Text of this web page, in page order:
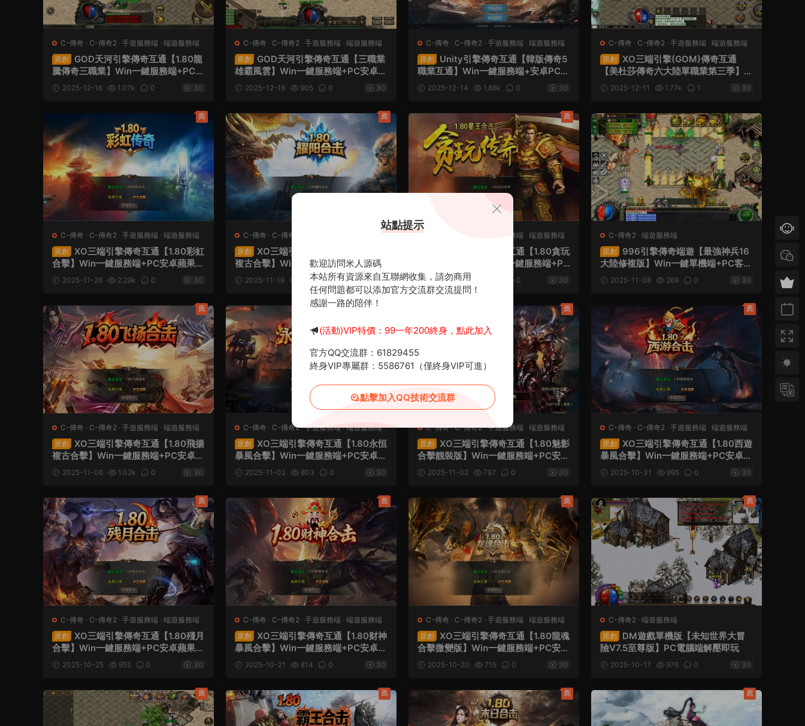
C-傳奇 · C-傳奇2 · 手遊服務端 · 端遊服務端
原創
GOD天河引擎傳奇互通【1.80龍
騰傳奇三職業】Win一鍵服務端+PC安
卓蘋果三端互通客戶端+視頻架設教程
2025-12-16 1.07k 0 30
C-傳奇 · C-傳奇2 · 手遊服務端 · 端遊服務端
原創
GOD天河引擎傳奇互通【三職業
雄霸風雲】Win一鍵服務端+PC安卓蘋
果三端互通客戶端+視頻架設教程
2025-12-16 905 0 30
C-傳奇 · C-傳奇2 · 手遊服務端 · 端遊服務端
原創
Unity引擎傳奇互通【韓版傳奇5
職業互通】Win一鍵服務端+安卓PC雙
端+視頻架設教程
2025-12-14 1.86k 0 30
C-傳奇 · C-傳奇2 · 手遊服務端 · 端遊服務端
原創
XO三端引擎(GOM)傳奇互通
【美杜莎傳奇六大陸單職業第三季】W
in一鍵服務端+安卓蘋果雙端+視頻架
設教程
2025-12-11 1.77k 1 30
C-傳奇 · C-傳奇2 · 手遊服務端 · 端遊服務端
原創
XO三端引擎傳奇互通【1.80彩虹
合擊】Win一鍵服務端+PC安卓蘋果三
端+加密工具+視頻架設教程
2025-11-26 2.29k 0 30
薦
C-傳奇 · C-傳奇2
端遊服務端
原創
XO三端引擎傳奇互通【1.80耀陽
複古合擊】Win一鍵服務端+PC安卓蘋
果三端+加密工具+視頻架設教程
2025-11-19 1.25w 0 30
薦
手遊服務端 · 端遊服務端
XO三端引擎傳奇互通【1.80貪玩
傳奇星王合擊版】Win一鍵服務端+PC
安卓蘋果三端+加密工具+視頻架設教
程
2025-11-14 0 30
薦
C-傳奇2 · 端遊服務端
原創
996引擎傳奇端遊【最強神兵16
大陸修複版】Win一鍵單機端+PC客戶
端+視頻架設教程
2025-11-08 269 0 30
C-傳奇 · C-傳奇2 · 手遊服務端 · 端遊服務端
原創
XO三端引擎傳奇互通【1.80飛揚
複古合擊】Win一鍵服務端+PC安卓蘋
果三端+加密工具+視頻架設教程
2025-11-06 1.02k 0 30
薦
C-傳奇 · C-傳奇2·手遊服務端·端遊服務端
原創
XO三端引擎傳奇互通【1.80永恒
暴風合擊】Win一鍵服務端+PC安卓蘋
果三端+加密工具+視頻架設教程
2025-11-02 803 0 30
C-傳奇·C-傳奇2·手遊服務端 · 端遊服務端
原創
XO三端引擎傳奇互通【1.80魅影
合擊靓裝版】Win一鍵服務端+PC安卓
蘋果三端+加密工具+視頻架設教程
2025-11-02 787 0 30
薦
C-傳奇 · C-傳奇2 · 手遊服務端 · 端遊服務端
原創
XO三端引擎傳奇互通【1.80西遊
暴風合擊】Win一鍵服務端+PC安卓蘋
果三端+加密工具+視頻架設教程
2025-10-31 995 0 30
薦
C-傳奇 · C-傳奇2 · 手遊服務端 · 端遊服務端
原創
XO三端引擎傳奇互通【1.80殘月
合擊】Win一鍵服務端+PC安卓蘋果三
端+加密工具+視頻架設教程
2025-10-25 955 0 30
薦
C-傳奇 · C-傳奇2 · 手遊服務端 · 端遊服務端
原創
XO三端引擎傳奇互通【1.80财神
暴風合擊】Win一鍵服務端+PC安卓蘋
果三端+加密工具+視頻架設教程
2025-10-21 814 0 30
薦
C-傳奇 · C-傳奇2 · 手遊服務端 · 端遊服務端
原創
XO三端引擎傳奇互通【1.80龍魂
合擊微變版】Win一鍵服務端+PC安卓
蘋果三端+加密工具+視頻架設教程
2025-10-20 715 0 30
薦
C-傳奇2 · 端遊服務端
原創
DM遊戲單機版【未知世界大冒
險V7.5至尊版】PC電腦端解壓即玩
2025-10-17 976 0 30
薦
薦 薦 薦 薦
站點提示
歡迎訪問米人源碼
本站所有資源來自互聯網收集，請勿商用
任何問題都可以添加官方交流群交流提問！
感謝一路的陪伴！
(活動)VIP特價：99一年200終身，點此加入
官方QQ交流群：61829455
終身VIP專屬群：5586761（僅終身VIP可進）
點擊加入QQ技術交流群